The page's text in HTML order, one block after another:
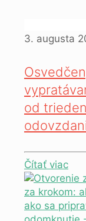
3. augusta
od
Čítať viac